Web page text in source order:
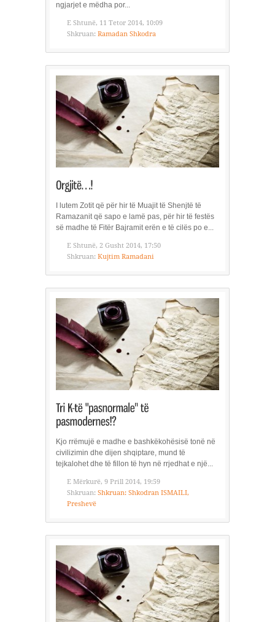
ngjarjet e mëdha por...
E Shtunë, 11 Tetor 2014, 10:09
Shkruan: Ramadan Shkodra
I lutem Zotit që për hir të Muajit të Shenjtë të
Ramazanit që sapo e lamë pas, për hir të festës
së madhe të Fitër Bajramit erën e të cilës po e...
E Shtunë, 2 Gusht 2014, 17:50
Shkruan: Kujtim Ramadani
Kjo rrëmujë e madhe e bashkëkohësisë tonë në
civilizimin dhe dijen shqiptare, mund të
tejkalohet dhe të fillon të hyn në rrjedhat e një...
E Mërkurë, 9 Prill 2014, 19:59
Shkruan: Shkruan: Shkodran ISMAILI,
Preshevë